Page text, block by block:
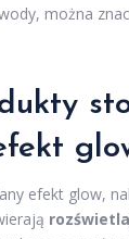
można
efekt glow,